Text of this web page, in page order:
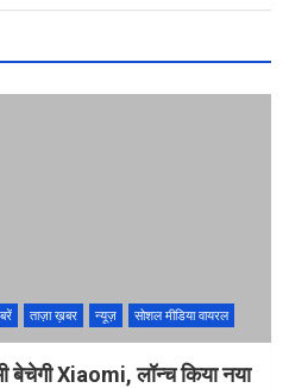
ताज़ा ख़बर न्यूज़ सोशल मीडिया वायरल
बेचेगी Xiaomi, लॉन्च किया नया